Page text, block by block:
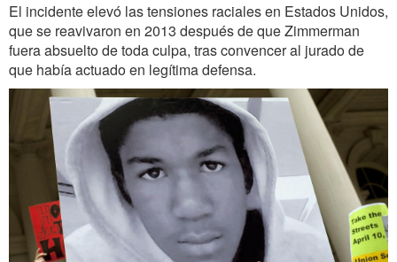
El incidente elevó las tensiones raciales en Estados Unidos,
que se reavivaron en 2013 después de que Zimmerman
fuera absuelto de toda culpa, tras convencer al jurado de
que había actuado en legítima defensa.